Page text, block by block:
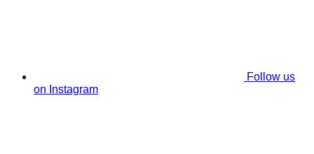
Follow us
on Instagram